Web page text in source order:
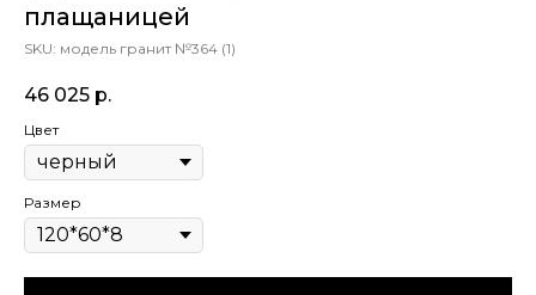
плащаницей
SKU: модель гранит №364 (1)
46 025 р.
Цвет
Размер